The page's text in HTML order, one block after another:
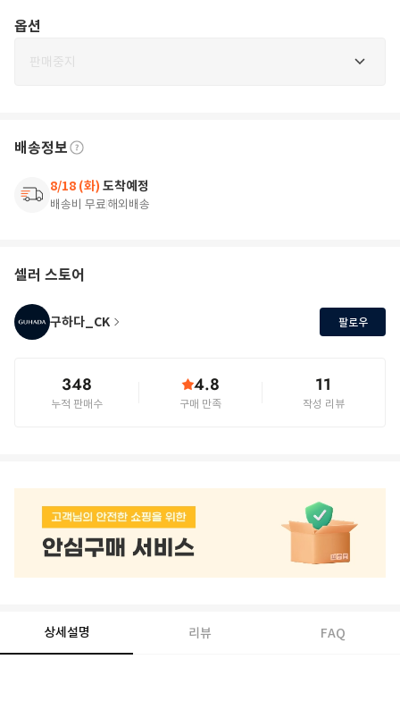
옵션
판매중지
배송정보
8/18 (화) 도착예정
배송비 무료해외배송
셀러 스토어
구하다_CK 팔로우
348
누적 판매수
4.8
구매 만족
11
작성 리뷰
상세설명 리뷰 FAQ